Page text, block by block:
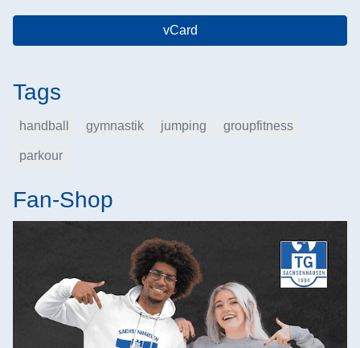
vCard
Tags
handball gymnastik jumping groupfitness
parkour
Fan-Shop